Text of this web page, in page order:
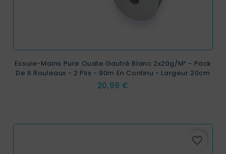
Essuie-Mains Pure Ouate Gaufré Blanc 2x20g/m² - Pack
De 6 Rouleaux - 2 Plis - 90m En Continu - Largeur 20cm
Prix
20,99 €
favorite_border